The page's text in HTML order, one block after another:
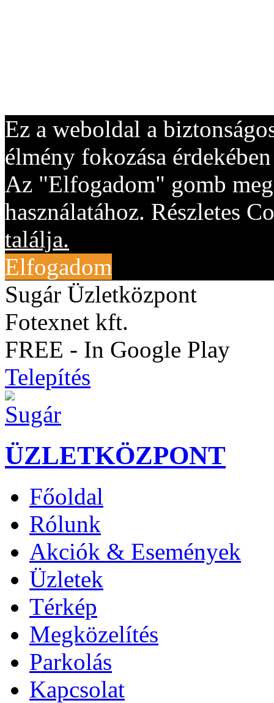
Ez a weboldal a
élmény fokozása
Az "Elfogadom" gomb
használatához. Részletes
találja.
Elfogadom
Sugár Üzletközpont
Fotexnet kft.
FREE - In Google Play
Telepítés
ÜZLETKÖZPONT
Főoldal
Rólunk
Akciók & Események
Üzletek
Térkép
Megközelítés
Parkolás
Kapcsolat